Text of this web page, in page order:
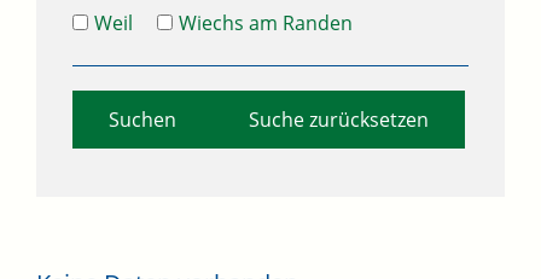
Weil
Wiechs am Randen
Suche zurücksetzen